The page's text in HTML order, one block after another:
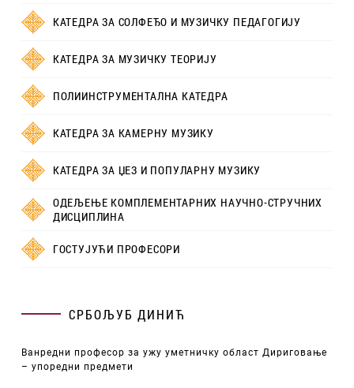
КАТЕДРА ЗА СОЛФЕЂО И МУЗИЧКУ ПЕДАГОГИЈУ
КАТЕДРА ЗА МУЗИЧКУ ТЕОРИЈУ
ПОЛИИНСТРУМЕНТАЛНА КАТЕДРА
КАТЕДРА ЗА КАМЕРНУ МУЗИКУ
КАТЕДРА ЗА ЏЕЗ И ПОПУЛАРНУ МУЗИКУ
ОДЕЉЕЊЕ КОМПЛЕМЕНТАРНИХ НАУЧНО-СТРУЧНИХ
ДИСЦИПЛИНА
ГОСТУЈУЋИ ПРОФЕСОРИ
СРБОЉУБ ДИНИЋ
Ванредни професор за ужу уметничку област Дириговање
– упоредни предмети